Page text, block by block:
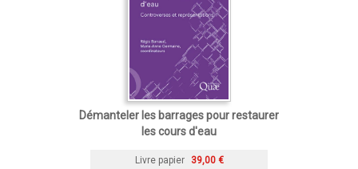
Démanteler les barrages pour restaurer
les cours d'eau
Livre papier 39,00 €